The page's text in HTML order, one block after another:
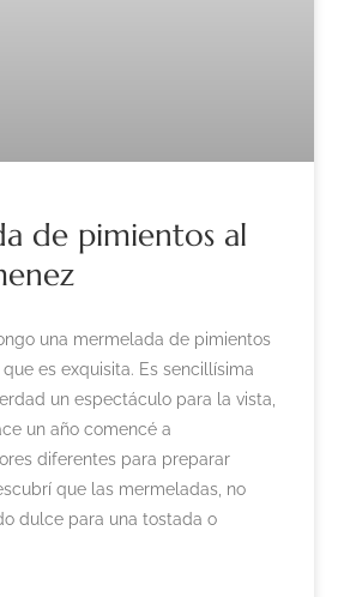
de pimientos al
una mermelada de pimientos
es exquisita. Es sencillísima
un espectáculo para la vista,
un año comencé a
diferentes para preparar
que las mermeladas, no
dulce para una tostada o